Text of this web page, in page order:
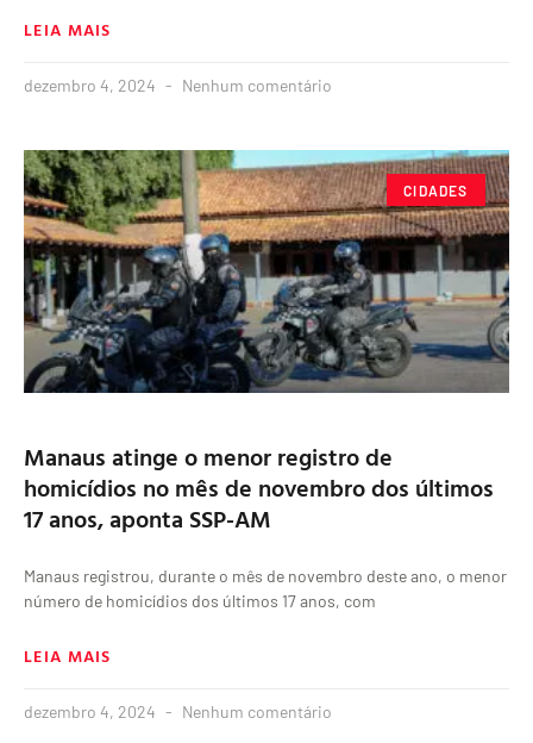
LEIA MAIS
dezembro 4, 2024 Nenhum comentário
CIDADES
Manaus atinge o menor registro de
homicídios no mês de novembro dos últimos
17 anos, aponta SSP-AM
Manaus registrou, durante o mês de novembro deste ano, o menor
número de homicídios dos últimos 17 anos, com
LEIA MAIS
dezembro 4, 2024 Nenhum comentário